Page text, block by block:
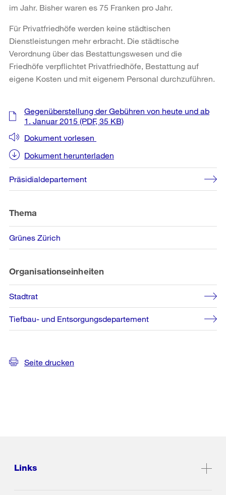
im Jahr. Bisher waren es 75 Franken pro Jahr.
Für Privatfriedhöfe werden keine städtischen
Dienstleistungen mehr erbracht. Die städtische
Verordnung über das Bestattungswesen und die
Friedhöfe verpflichtet Privatfriedhöfe, Bestattung auf
eigene Kosten und mit eigenem Personal durchzuführen.
Weitere
Informationen
Gegenüberstellung der Gebühren von heute und ab
1. Januar 2015 (PDF, 35 KB)
Dokument vorlesen
Dokument herunterladen
Präsidialdepartement
Thema
Grünes Zürich
Organisationseinheiten
Stadtrat
Tiefbau- und Entsorgungsdepartement
Seite drucken
Links